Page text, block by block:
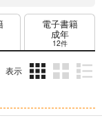
電子書籍
成年
12件
表示
ム
表
ム
表
ム
表